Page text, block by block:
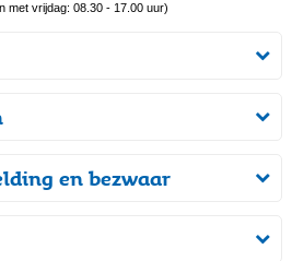
met vrijdag: 08.30 - 17.00 uur)
en bezwaar